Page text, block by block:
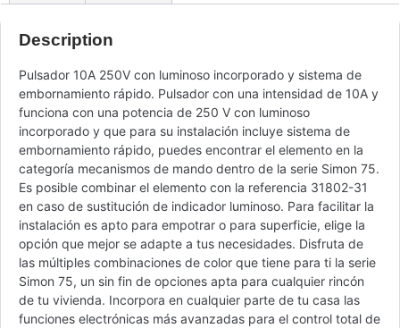
Description
Pulsador 10A 250V con luminoso incorporado y sistema de
embornamiento rápido. Pulsador con una intensidad de 10A y
funciona con una potencia de 250 V con luminoso
incorporado y que para su instalación incluye sistema de
embornamiento rápido, puedes encontrar el elemento en la
categoría mecanismos de mando dentro de la serie Simon 75.
Es posible combinar el elemento con la referencia 31802-31
en caso de sustitución de indicador luminoso. Para facilitar la
instalación es apto para empotrar o para superficie, elige la
opción que mejor se adapte a tus necesidades. Disfruta de
las múltiples combinaciones de color que tiene para ti la serie
Simon 75, un sin fin de opciones apta para cualquier rincón
de tu vivienda. Incorpora en cualquier parte de tu casa las
funciones electrónicas más avanzadas para el control total de